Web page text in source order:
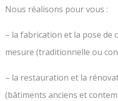
Nous réalisons pour vous :
– la fabrication et la pose de
mesure (traditionnelle ou
– la restauration et la
(bâtiments anciens et